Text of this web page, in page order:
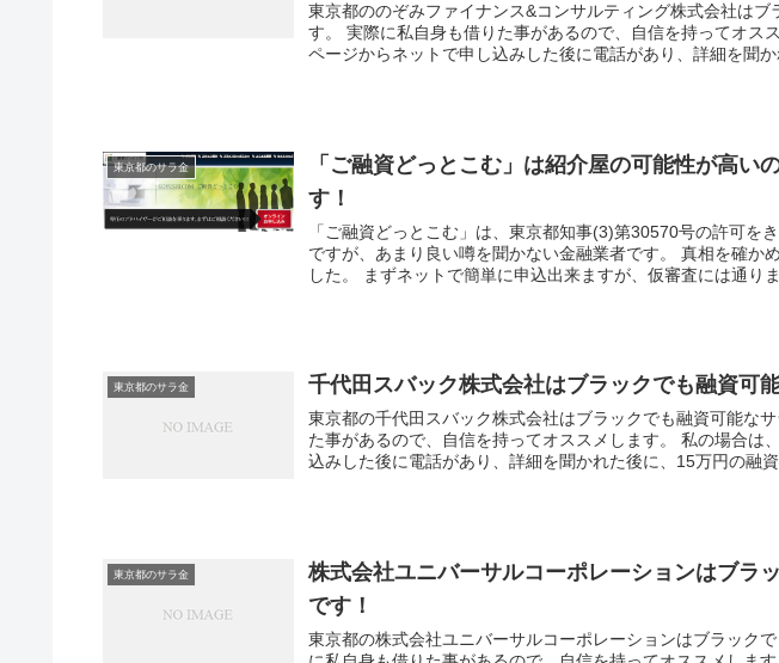
東京都ののぞみファイナンス&コンサルティング株式会社は
す。 実際に私自身も借りた事があるので、自信を持ってオス
ページからネットで申し込みした後に電話があり、詳細を聞
東京都のサラ金
「ご融資どっとこむ」は紹介屋の可能性が高い
す！
「ご融資どっとこむ」は、東京都知事(3)第30570号の許可を
ですが、あまり良い噂を聞かない金融業者です。 真相を確か
した。 まずネットで簡単に申込出来ますが、仮審査には通りま
東京都のサラ金 千代田スバック株式会社はブラックでも融資可
東京都の千代田スバック株式会社はブラックでも融資可能な
た事があるので、自信を持ってオススメします。 私の場合は
込みした後に電話があり、詳細を聞かれた後に、15万円の融
東京都のサラ金
株式会社ユニバーサルコーポレーションはブラ
です！
東京都の株式会社ユニバーサルコーポレーションはブラック